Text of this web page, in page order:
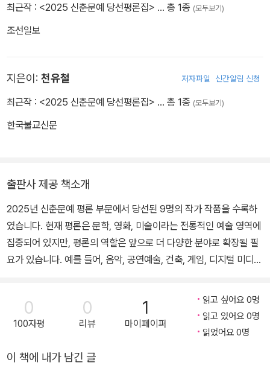
최근작 : <2025 신춘문예 당선평론집> … 총 1종 (모두보기)
조선일보
지은이: 천유철 저자파일 신간알림 신청
최근작 : <2025 신춘문예 당선평론집> … 총 1종 (모두보기)
한국불교신문
출판사 제공 책소개
2025년 신춘문예 평론 부문에서 당선된 9명의 작가 작품을 수록하
였습니다. 현재 평론은 문학, 영화, 미술이라는 전통적인 예술 영역에
집중되어 있지만, 평론의 역할은 앞으로 더 다양한 분야로 확장될 필
요가 있습니다. 예를 들어, 음악, 공연예술, 건축, 게임, 디지털 미디어
고 있습니다. 이러한 분야에서 평론은 새로운 예술적 시도를 분석하
고, 그 가치를 대중에게 전달하며, 창작자들에게는 더 나은 방향성을
제시하는 역할을 할 수 있습니다. 평론이 나아갈 길은 무한하며, 그것
이번 평론 모음 작품집은 신춘문예 입문을 꿈꾸는 많은 예비 작가들
0
100자평
0
리뷰
1
마이페이퍼
읽고 싶어요 0명
읽고 있어요 0명
읽었어요 0명
이 책에 내가 남긴 글